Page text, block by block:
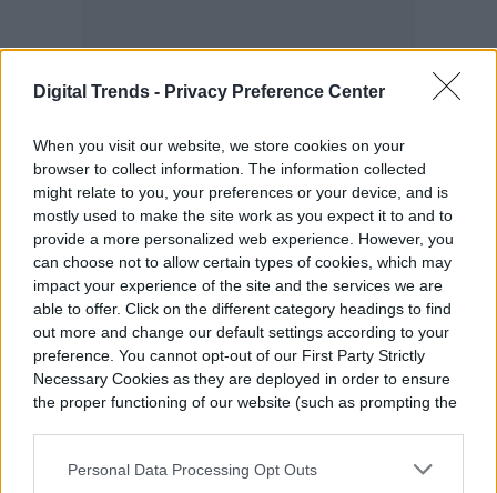
Digital Trends - Privacy Preference Center
When you visit our website, we store cookies on your
browser to collect information. The information collected
might relate to you, your preferences or your device, and is
mostly used to make the site work as you expect it to and to
provide a more personalized web experience. However, you
can choose not to allow certain types of cookies, which may
impact your experience of the site and the services we are
able to offer. Click on the different category headings to find
out more and change our default settings according to your
preference. You cannot opt-out of our First Party Strictly
Necessary Cookies as they are deployed in order to ensure
the proper functioning of our website (such as prompting the
Personal Data Processing Opt Outs
«Friend Furever» es el video más
compartido de todos los tiempos en las
redes sociales, por ahora. ¡A ver que nos
depara el 2016!
Nagidmy Márquez
Former Digital Trends Contributor